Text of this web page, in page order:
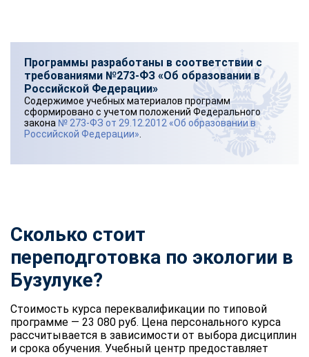
Программы разработаны в соответствии с
требованиями №273-ФЗ «Об образовании в
Российской Федерации»
Содержимое учебных материалов программ
сформировано с учетом положений Федерального
закона № 273-ФЗ от 29.12.2012 «Об образовании в
Российской Федерации»
Сколько стоит
переподготовка по экологии в
Бузулуке?
Стоимость курса переквалификации по типовой
программе — 23 080 руб. Цена персонального курса
рассчитывается в зависимости от выбора дисциплин
и срока обучения. Учебный центр предоставляет